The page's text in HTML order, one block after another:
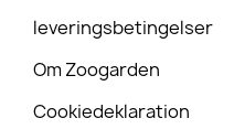
leveringsbetingelser
Om Zoogarden
Cookiedeklaration